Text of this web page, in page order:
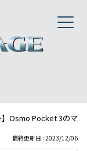
】Osmo Pocket 3のマ
最終更新日 : 2023/12/06